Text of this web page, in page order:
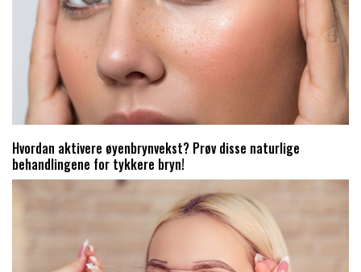
Hvordan aktivere øyenbrynvekst? Prøv disse naturlige
behandlingene for tykkere bryn!